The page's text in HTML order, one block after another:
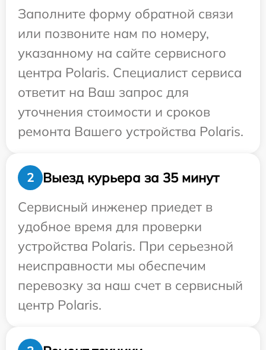
Заполните форму обратной связи
или позвоните нам по номеру,
указанному на сайте сервисного
центра Polaris. Специалист сервиса
ответит на Ваш запрос для
уточнения стоимости и сроков
ремонта Вашего устройства Polaris.
2
Выезд курьера за 35 минут
Сервисный инженер приедет в
удобное время для проверки
устройства Polaris. При серьезной
неисправности мы обеспечим
перевозку за наш счет в сервисный
центр Polaris.